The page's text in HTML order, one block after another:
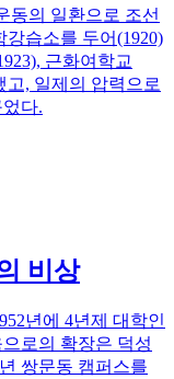
동의 일환으로 조선
습소를 두어(1920)
근화여학교
고, 일제의 압력으로
다.
비상
년에 4년제 대학인
로의 확장은 덕성
쌍문동 캠퍼스를